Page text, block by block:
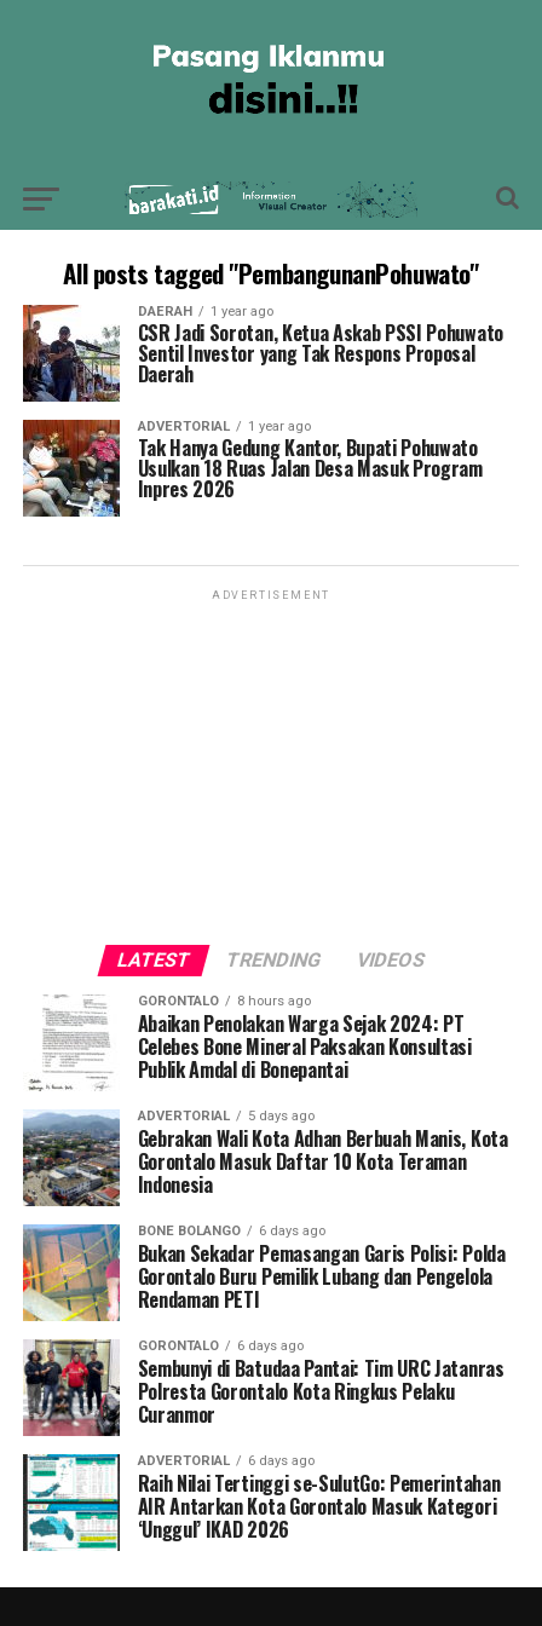
All posts tagged "PembangunanPohuwato"
DAERAH 1 year ago
CSR Jadi Sorotan, Ketua Askab PSSI Pohuwato
Sentil Investor yang Tak Respons Proposal
Daerah
ADVERTORIAL 1 year ago
Tak Hanya Gedung Kantor, Bupati Pohuwato
Usulkan 18 Ruas Jalan Desa Masuk Program
Inpres 2026
ADVERTISEMENT
LATEST TRENDING VIDEOS
GORONTALO 8 hours ago
Abaikan Penolakan Warga Sejak 2024: PT
Celebes Bone Mineral Paksakan Konsultasi
Publik Amdal di Bonepantai
ADVERTORIAL 5 days ago
Gebrakan Wali Kota Adhan Berbuah Manis, Kota
Gorontalo Masuk Daftar 10 Kota Teraman
Indonesia
BONE BOLANGO 6 days ago
Bukan Sekadar Pemasangan Garis Polisi: Polda
Gorontalo Buru Pemilik Lubang dan Pengelola
Rendaman PETI
GORONTALO 6 days ago
Sembunyi di Batudaa Pantai: Tim URC Jatanras
Polresta Gorontalo Kota Ringkus Pelaku
Curanmor
ADVERTORIAL 6 days ago
Raih Nilai Tertinggi se-SulutGo: Pemerintahan
AIR Antarkan Kota Gorontalo Masuk Kategori
‘Unggul’ IKAD 2026